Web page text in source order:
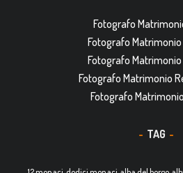
Fotografo
Fotografo
Fotografo
Fotografo Matrimonio
Fotografo
TAG